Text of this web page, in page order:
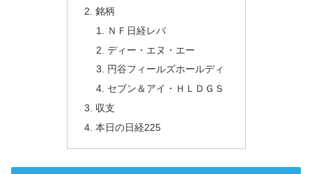
銘柄
ＮＦ日経レバ
ディー・エヌ・エー
円谷フィールズホールディ
セブン＆アイ・ＨＬＤＧＳ
収支
本日の日経225